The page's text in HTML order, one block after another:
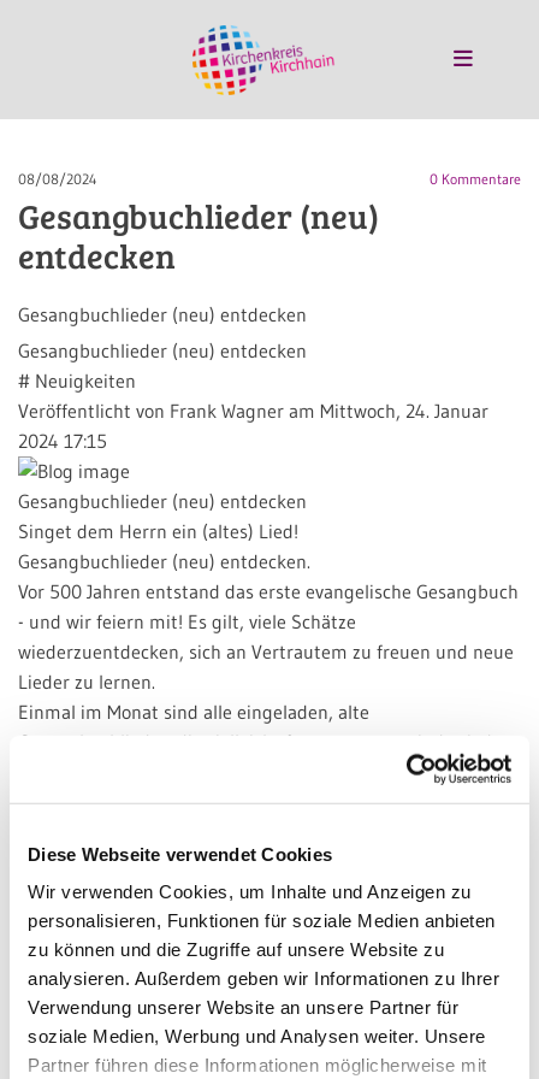
Diese Webseite verwendet Cookies
Wir verwenden Cookies, um Inhalte und Anzeigen zu
personalisieren, Funktionen für soziale Medien anbieten
zu können und die Zugriffe auf unsere Website zu
analysieren. Außerdem geben wir Informationen zu Ihrer
Verwendung unserer Website an unsere Partner für
soziale Medien, Werbung und Analysen weiter. Unsere
Partner führen diese Informationen möglicherweise mit
08/08/2024 0 Kommentare
Gesangbuchlieder (neu)
entdecken
Gesangbuchlieder (neu) entdecken
Gesangbuchlieder (neu) entdecken
# Neuigkeiten
Veröffentlicht von Frank Wagner am Mittwoch, 24. Januar
2024 17:15
Gesangbuchlieder (neu) entdecken
Singet dem Herrn ein (altes) Lied!
Gesangbuchlieder (neu) entdecken.
Vor 500 Jahren entstand das erste evangelische Gesangbuch
- und wir feiern mit! Es gilt, viele Schätze
wiederzuentdecken, sich an Vertrautem zu freuen und neue
Lieder zu lernen.
Einmal im Monat sind alle eingeladen, alte
Gesangbuchlieder, die vielleicht fast vergessen sind, wieder
neu zu üben. Auch die neuen Lieder aus dem EGplus wollen
wir besser kennenlernen, und das Wunschliedersingen
am darauffolgenden Sonntag im Gottesdienst gesungen.
Musikalische Vorkenntnisse sind nicht nötig.
Termine:
Alle vier Wochen freitags um 19.30 Uhr
26. Januar | 23. Februar | 22. März | 26. April | 17. Mai
Martin-Luther-Haus, Kirchhain